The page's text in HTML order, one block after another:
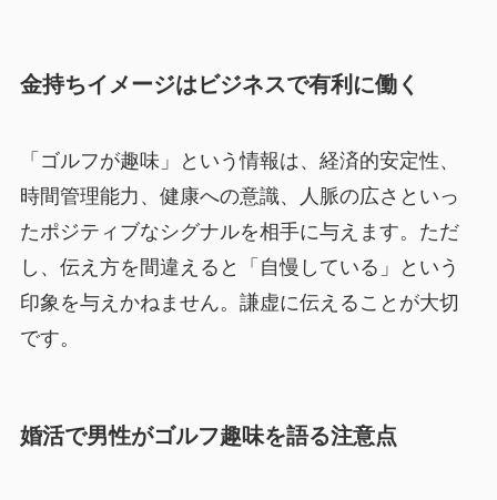
金持ちイメージはビジネスで有利に働く
「ゴルフが趣味」という情報は、経済的安定性、
時間管理能力、健康への意識、人脈の広さといっ
たポジティブなシグナルを相手に与えます。ただ
し、伝え方を間違えると「自慢している」という
印象を与えかねません。謙虚に伝えることが大切
です。
婚活で男性がゴルフ趣味を語る注意点